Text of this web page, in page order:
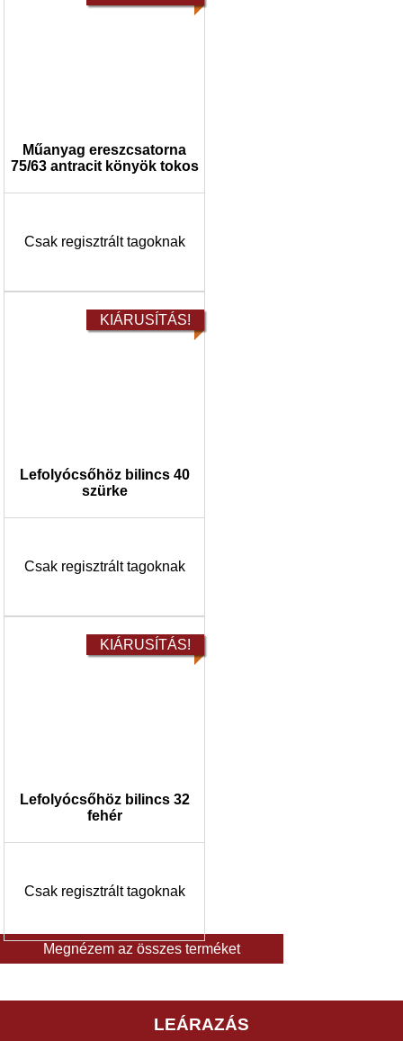
Műanyag ereszcsatorna
75/63 antracit könyök tokos
Csak regisztrált tagoknak
Lefolyócsőhöz bilincs 40
szürke
Csak regisztrált tagoknak
KIÁRUSÍTÁS!
Lefolyócsőhöz bilincs 32
fehér
Csak regisztrált tagoknak
KIÁRUSÍTÁS!
Megnézem az összes terméket
LEÁRAZÁS